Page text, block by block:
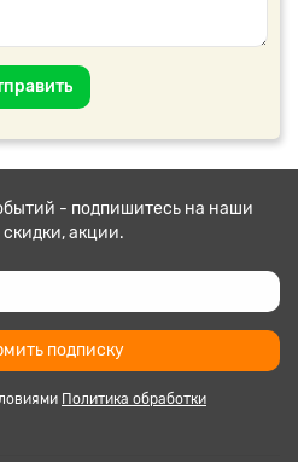
- подпишитесь на наши
акции.
подписку
Политика обработки